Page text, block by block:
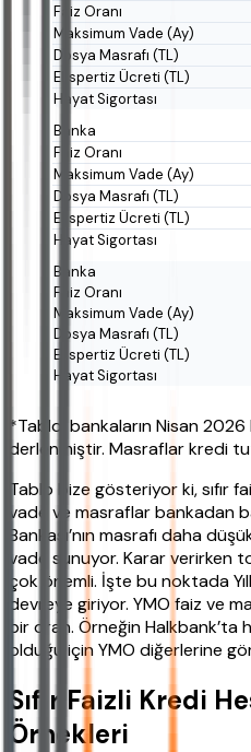
*Tablo, bankaların Nisan
derlenmiştir. Masraflar kredi
Tablo bize gösteriyor ki, sıfır
vade ve masraflar bankadan
Bankası’nın masrafı daha
vade sunuyor. Karar verirken
çok önemli. İşte bu noktada
devreye giriyor. YMO faiz ve
bir oran. Örneğin Halkbank’ta
olduğu için YMO diğerlerine
Sıfır Faizli Kredi
Örnekleri